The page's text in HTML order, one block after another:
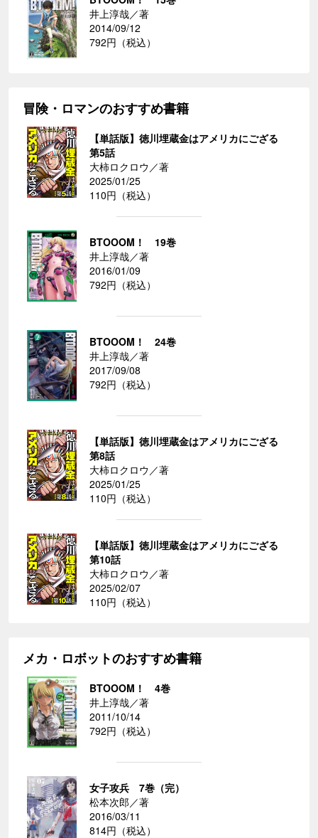
井上淳哉／著
2014/09/12
792円（税込）
冒険・ロマンのおすすめ書籍
【単話版】徳川埋蔵金はアメリカにござる
第5話
大柿ロクロウ／著
2025/01/25
110円（税込）
BTOOOM！ 19巻
井上淳哉／著
2016/01/09
792円（税込）
BTOOOM！ 24巻
井上淳哉／著
2017/09/08
792円（税込）
【単話版】徳川埋蔵金はアメリカにござる
第8話
大柿ロクロウ／著
2025/01/25
110円（税込）
【単話版】徳川埋蔵金はアメリカにござる
第10話
大柿ロクロウ／著
2025/02/07
110円（税込）
メカ・ロボットのおすすめ書籍
BTOOOM！ 4巻
井上淳哉／著
2011/10/14
792円（税込）
女子攻兵 7巻（完）
松本次郎／著
2016/03/11
814円（税込）